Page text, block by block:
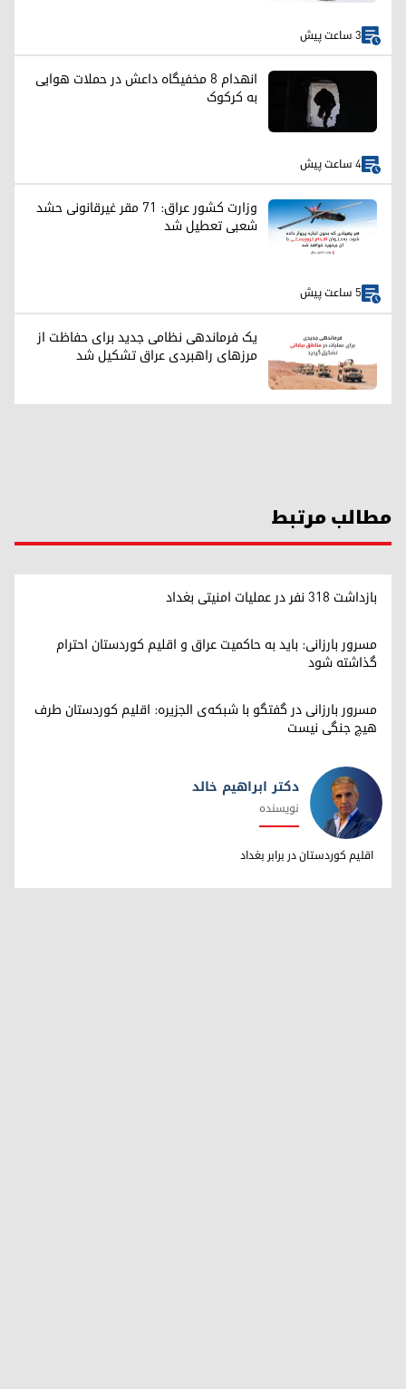
3 ساعت پیش
انهدام ۸ مخفیگاه داعش در حملات هوایی
به کرکوک
4 ساعت پیش
وزارت کشور عراق: ۷۱ مقر غیرقانونی حشد
شعبی تعطیل شد
5 ساعت پیش
یک فرماندهی نظامی جدید برای حفاظت از
مرزهای راهبردی عراق تشکیل شد
مطالب مرتبط
بازداشت ۳۱۸ نفر در عملیات امنیتی بغداد
مسرور بارزانی: باید به حاکمیت عراق و اقلیم کوردستان احترام
گذاشته شود
مسرور بارزانی در گفتگو با شبکه‌ی الجزیره: اقلیم کوردستان طرف
هیچ جنگی نیست
دکتر ابراهیم خالد
دکتر ابراهیم خالد
نویسنده
اقلیم کوردستان در برابر بغداد